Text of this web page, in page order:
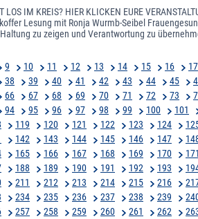
IM KREIS? HIER KLICKEN EURE
Lesung mit Ronja Wurmb-Seibel
zu zeigen und Verantwortung zu
9 10 11 12 13 14 15 16 17
38 39 40 41 42 43 44 45
66 67 68 69 70 71 72 73
94 95 96 97 98 99 100 101
119 120 121 122 123 124
142 143 144 145 146 147
165 166 167 168 169 170 171
188 189 190 191 192 193
211 212 213 214 215 216
234 235 236 237 238 239
257 258 259 260 261 262